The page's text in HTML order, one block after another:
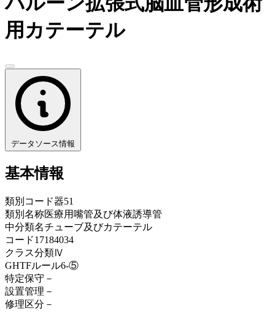
用カテーテル
データソース情報
基本情報
類別コード器51
類別名称医療用嘴管及び体液誘導管
中分類名チューブ及びカテーテル
コード17184034
クラス分類Ⅳ
GHTFルール6-⑤
特定保守 －
設置管理 －
修理区分 －